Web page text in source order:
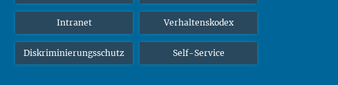
Intranet Verhaltenskodex
Diskriminierungsschutz Self-Service